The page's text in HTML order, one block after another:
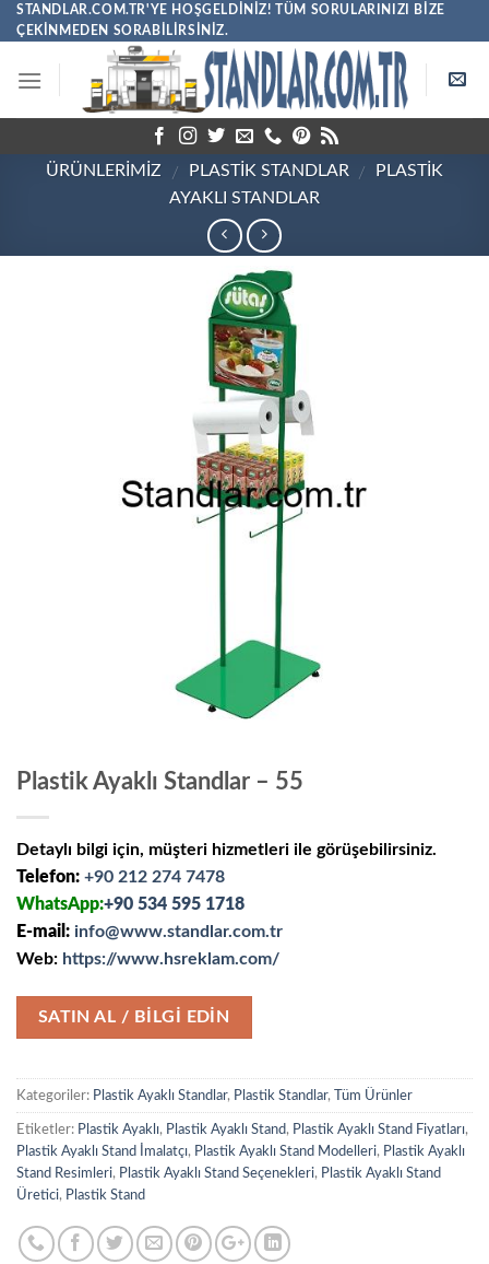
Skip
to
STANDLAR.COM.TR'YE HOŞGELDINIZ! TÜM SORULARINIZI BIZE
ÇEKINMEDEN SORABILIRSINIZ.
ÜRÜNLERİMİZ / PLASTIK STANDLAR /
PLASTIK
AYAKLI STANDLAR
Plastik Ayaklı Standlar – 55
Detaylı bilgi için, müşteri hizmetleri ile görüşebilirsiniz.
Telefon: +90 212 274 7478
WhatsApp:+90 534 595 1718
E-mail: info@www.standlar.com.tr
Web: https://www.hsreklam.com/
SATIN AL / BİLGİ EDİN
Kategoriler: Plastik Ayaklı Standlar, Plastik Standlar, Tüm Ürünler
Etiketler: Plastik Ayaklı, Plastik Ayaklı Stand, Plastik Ayaklı Stand Fiyatları,
Plastik Ayaklı Stand İmalatçı, Plastik Ayaklı Stand Modelleri, Plastik Ayaklı
Stand Resimleri, Plastik Ayaklı Stand Seçenekleri, Plastik Ayaklı Stand
Üretici, Plastik Stand